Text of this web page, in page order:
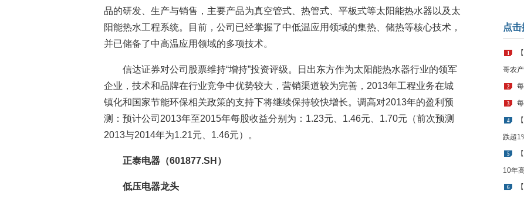
品的研发、生产与销售，主要产品为真空管式、热管式、平板式等太阳能热水器以及太
阳能热水工程系统。目前，公司已经掌握了中低温应用领域的集热、储热等核心技术，
并已储备了中高温应用领域的多项技术。
信达证券对公司股票维持“增持”投资评级。日出东方作为太阳能热水器行业的领军
企业，技术和品牌在行业竞争中优势较大，营销渠道较为完善，2013年工程业务在城
镇化和国家节能环保相关政策的支持下将继续保持较快增长。调高对2013年的盈利预
测：预计公司2013年至2015年每股收益分别为：1.23元、1.46元、1.70元（前次预测
2013与2014年为1.21元、1.46元）。
正泰电器（601877.SH）
低压电器龙头
点
1
哥农
2
3
4
跌超
5
10年
6